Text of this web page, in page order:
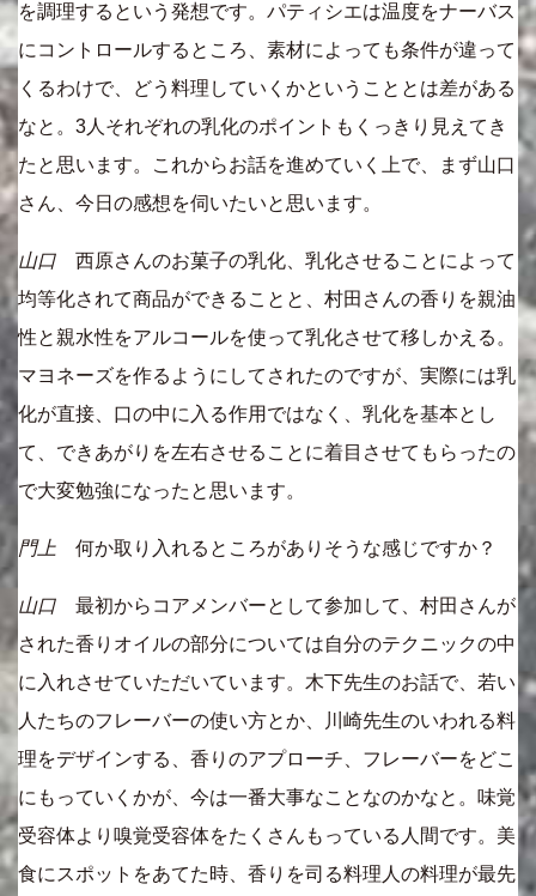
を調理するという発想です。パティシエは温度をナーバス
にコントロールするところ、素材によっても条件が違って
くるわけで、どう料理していくかということとは差がある
なと。3人それぞれの乳化のポイントもくっきり見えてき
たと思います。これからお話を進めていく上で、まず山口
さん、今日の感想を伺いたいと思います。
山口 西原さんのお菓子の乳化、乳化させることによって
均等化されて商品ができることと、村田さんの香りを親油
性と親水性をアルコールを使って乳化させて移しかえる。
マヨネーズを作るようにしてされたのですが、実際には乳
化が直接、口の中に入る作用ではなく、乳化を基本とし
て、できあがりを左右させることに着目させてもらったの
で大変勉強になったと思います。
門上 何か取り入れるところがありそうな感じですか？
山口 最初からコアメンバーとして参加して、村田さんが
された香りオイルの部分については自分のテクニックの中
に入れさせていただいています。木下先生のお話で、若い
人たちのフレーバーの使い方とか、川崎先生のいわれる料
理をデザインする、香りのアプローチ、フレーバーをどこ
にもっていくかが、今は一番大事なことなのかなと。味覚
受容体より嗅覚受容体をたくさんもっている人間です。美
食にスポットをあてた時、香りを司る料理人の料理が最先